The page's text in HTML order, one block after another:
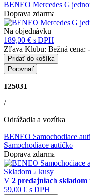
BENEO Mercedes G
Doprava zdarma
Na objednávku
189,00 € s DPH
Zľava Klubu: Bežná cena:
Pridať do košíka
Porovnať
125031
/
Odrážadla a vozítka
BENEO Samochodiace
Samochodiace autíčko
Doprava zdarma
Skladom 2 kusy
V 2 predajniach skladom
59,00 € s DPH